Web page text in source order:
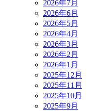
2026年7月
2026年6月
2026年5月
2026年4月
2026年3月
2026年2月
2026年1月
2025年12月
2025年11月
2025年10月
2025年9月